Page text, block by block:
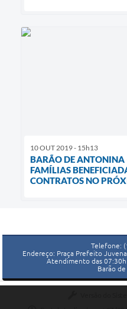
10 OUT 2019 - 15h13
BARÃO DE ANTONINA
FAMÍLIAS
CONTRATOS NO
Telefone:
Endereço: Praça Prefeito
Atendimento das 07:30h
Barão